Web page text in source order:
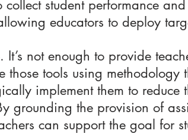
student performance
educators to deploy
not enough to provide
those tools using methodology
implement them to reduce
grounding the provision of
can support the goal for